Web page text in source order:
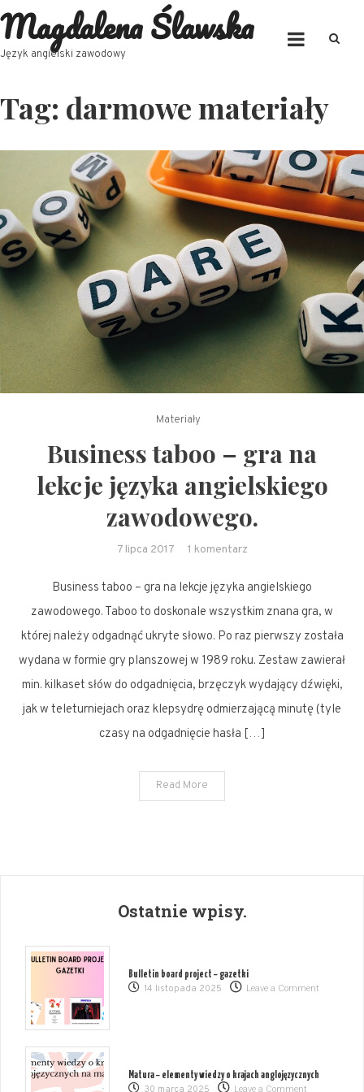
Skip
to
content
Magdalena Ślawska
Język angielski zawodowy
Tag: darmowe materiały
Materiały
Business taboo – gra na
lekcje języka angielskiego
zawodowego.
7 lipca 2017 1 komentarzdo
taboo
–
gra
języka
angielskiego
zawodowego.
Business taboo – gra na lekcje języka angielskiego
zawodowego. Taboo to doskonale wszystkim znana gra, w
której należy odgadnąć ukryte słowo. Po raz pierwszy została
wydana w formie gry planszowej w 1989 roku. Zestaw zawierał
min. kilkaset słów do odgadnięcia, brzęczyk wydający dźwięki,
jak w teleturniejach oraz klepsydrę odmierzającą minutę (tyle
czasy na odgadnięcie hasła […]
Read More
Ostatnie wpisy.
Bulletin board project – gazetki
14 listopada 2025 Leave a Comment
Matura – elementy wiedzy o krajach anglojęzycznych
30 marca 2025 Leave a Comment
on